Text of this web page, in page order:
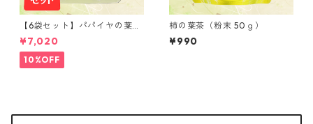
【6袋セット】パパイヤの葉茶
（粉末 30ｇ）
¥7,020
10%OFF
柿の葉茶（粉末 50ｇ）
¥990